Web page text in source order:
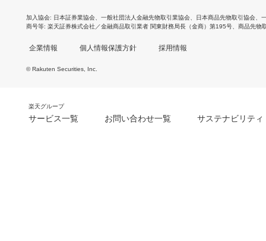
加入協会 日本証券業協会 一般社団法人金融先物取引業協会 日本商品先物取引協会
商号等 楽天証券株式会社／金融商品取引業者 関東財務局長（金商）第195号、商品先物
企業情報 個人情報保護方針 採用情報
© Rakuten Securities, Inc.
楽天グループ
サービス一覧 お問い合わせ一覧 サステナビリティ